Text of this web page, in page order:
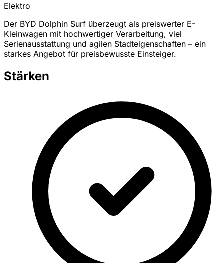
Elektro
Der BYD Dolphin Surf überzeugt als preiswerter E-
Kleinwagen mit hochwertiger Verarbeitung, viel
Serienausstattung und agilen Stadteigenschaften – ein
starkes Angebot für preisbewusste Einsteiger.
Stärken